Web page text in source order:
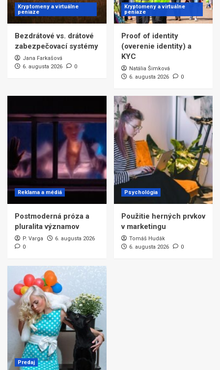
Kryptomeny a virtuálne
peniaze
Bezdrátové vs. drátové
zabezpečovací systémy
Jana Farkašová
6. augusta 2026
0
Kryptomeny a virtuálne
peniaze
Proof of identity
(overenie identity) a
KYC
Natália Šimková
6. augusta 2026
0
Reklama a médiá
Postmoderná próza a
pluralita významov
P. Varga
6. augusta 2026
0
Psychológia
Použitie herných prvkov
v marketingu
Tomáš Hudák
6. augusta 2026
0
Predaj